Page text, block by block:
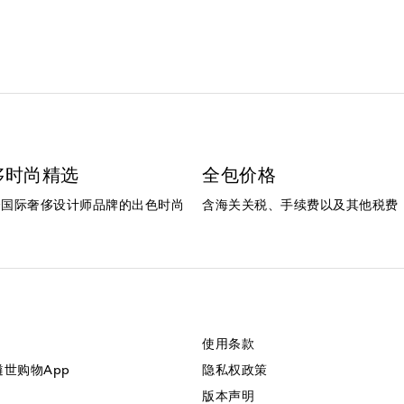
时尚精选
际奢侈设计师品牌的出色时尚
全包价格
含海关关税、手续费以及其他税费
世购物App
使用条款
隐私权政策
版本声明